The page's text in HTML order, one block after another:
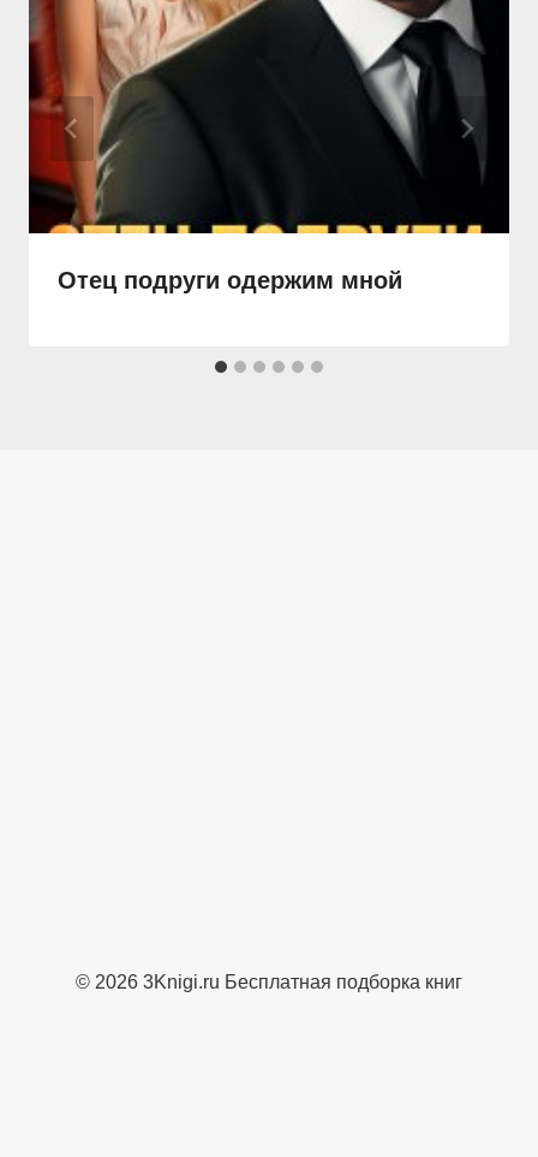
Отец подруги одержим мной
© 2026 3Knigi.ru Бесплатная подборка книг